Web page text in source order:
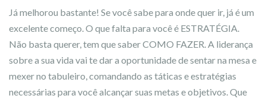
Já melhorou bastante! Se você sabe para onde quer ir, já é um
excelente começo. O que falta para você é ESTRATÉGIA.
Não basta querer, tem que saber COMO FAZER. A liderança
sobre a sua vida vai te dar a oportunidade de sentar na mesa e
mexer no tabuleiro, comandando as táticas e estratégias
necessárias para você alcançar suas metas e objetivos. Que